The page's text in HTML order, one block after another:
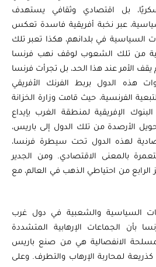
بل اقتصادي وثقافي يستهدف
عبر نخبة أفريقية فاسدة تعكس
السياسية في بلدانهم، هكذا تعبر تلك
من تلك الشعوب لوقف نهب فرنسا
يقف الأمر عند هذا الحد، بل تجرأت فرنسا
هذه الدول بربط الفرنك الأفريقي
الفرنسية، حيث قامت وزارة الخزانة
الإفريقية لمنطقة الغرب بإيداع
الأرصدة من تلك الدول إلى باريس،
لهذه الدول تحت سيطرة فرنسا،
بالمعنى الاقتصادي. ومن الجدير
الرابع من احتياطي الذهب في العالم، مع
السياسية والشعبية في دول غرب
بأن الجماعات الإرهابية المتشددة
الانفصالية هي من صنع باريس
لمحاربة الإرهاب والتطرف. وعلى